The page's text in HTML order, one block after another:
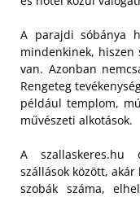
A parajdi sóbánya
mindenkinek, hiszen
van. Azonban
Rengeteg
például templom,
művészeti alkotások.
A szallaskeres.hu
szállások között,
szobák száma,